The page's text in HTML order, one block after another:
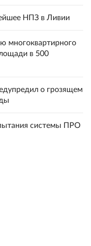
НПЗ в Ливии
многоквартирного
в 500
о грозящем
системы ПРО